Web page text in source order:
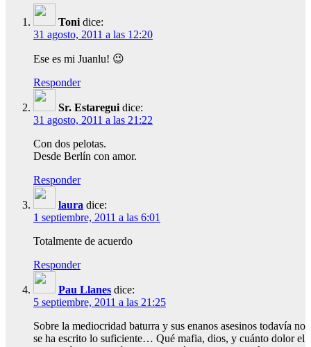
Toni dice:
31 agosto, 2011 a las 12:20
Ese es mi Juanlu! 😉
Responder
Sr. Estaregui dice:
31 agosto, 2011 a las 21:22
Con dos pelotas.
Desde Berlín con amor.
Responder
laura dice:
1 septiembre, 2011 a las 6:01
Totalmente de acuerdo
Responder
Pau Llanes dice:
5 septiembre, 2011 a las 21:25
Sobre la mediocridad baturra y sus enanos asesinos todavía no
se ha escrito lo suficiente… Qué mafia, dios, y cuánto dolor el